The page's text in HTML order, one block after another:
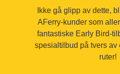
Ikke gå glipp av dette,
AFerry-kunder som
fantastiske Early Bird-
spesialtilbud på tvers av
ruter!